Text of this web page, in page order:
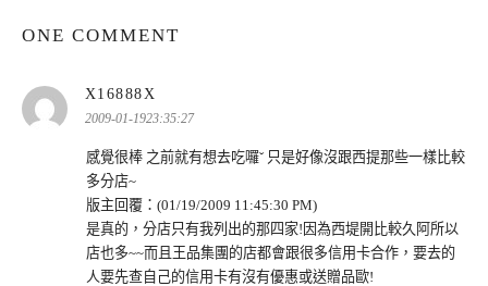
ONE COMMENT
X16888X
示:
2009-01-1923:35:27
感覺很棒 之前就有想去吃囉ˇ 只是好像沒跟西提那些一樣比較
多分店~
版主回覆：(01/19/2009 11:45:30 PM)
是真的，分店只有我列出的那四家!因為西堤開比較久阿所以
店也多~~而且王品集團的店都會跟很多信用卡合作，要去的
人要先查自己的信用卡有沒有優惠或送贈品歐!